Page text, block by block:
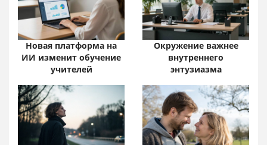
Новая платформа на
ИИ изменит обучение
учителей
Окружение важнее
внутреннего
энтузиазма